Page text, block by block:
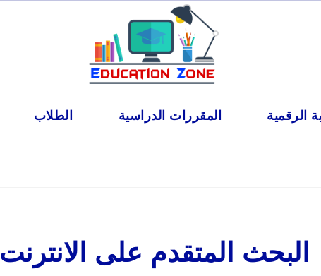
الرقمية المقررات الدراسية الطلاب
البحث المتقدم على الانترنت